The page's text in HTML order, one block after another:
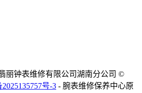
丽钟表维修有限公司湖南分公司 ©
号-3 - 腕表维修保养中心原